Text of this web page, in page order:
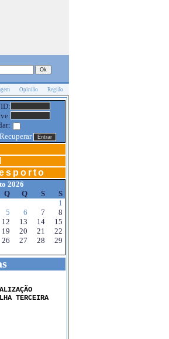
Opinião Região
Recuperar
2026
Q Q S
S
1
5 6 7
8
12 13 14
15
19 20 21
22
26 27 28
29
TERCEIRA